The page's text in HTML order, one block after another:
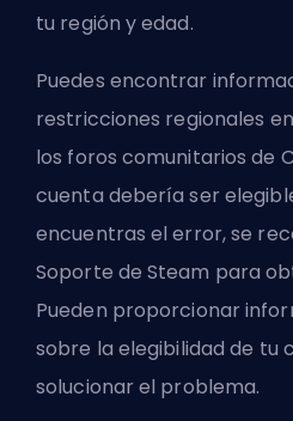
tu región y edad.
Puedes encontrar
restricciones regionales
los foros comunitarios de
cuenta debería ser
encuentras el error, se
Soporte de Steam para
Pueden proporcionar
sobre la elegibilidad de tu
solucionar el problema.